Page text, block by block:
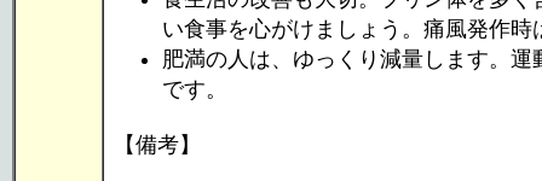
い食事を心がけましょう。痛風発作
肥満の人は、ゆっくり減量します。
です。
【備考】